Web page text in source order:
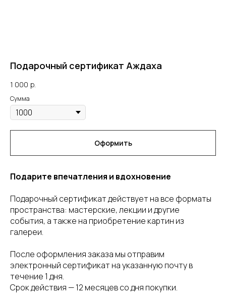
Подарочный сертификат Аждаха
1 000 р.
Сумма
Оформить
Подарите впечатления и вдохновение
Подарочный сертификат действует на все форматы
пространства: мастерские, лекции и другие
события, а также на приобретение картин из
галереи.
После оформления заказа мы отправим
электронный сертификат на указанную почту в
течение 1 дня.
Срок действия — 12 месяцев со дня покупки.